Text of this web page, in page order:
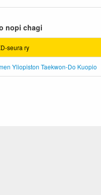
nopi chagi
seura ry
Yliopiston Taekwon-Do Kuopio